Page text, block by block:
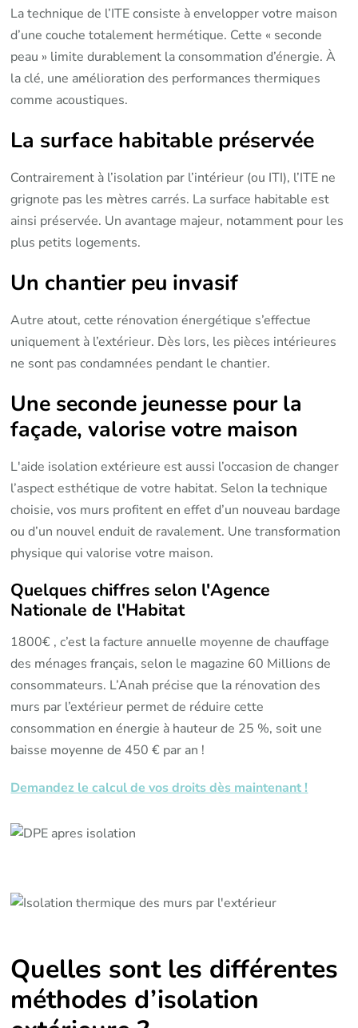
La technique de l’ITE consiste à envelopper votre maison
d’une couche totalement hermétique. Cette « seconde
peau » limite durablement la consommation d’énergie. À
la clé, une amélioration des performances thermiques
comme acoustiques.
La surface habitable préservée
Contrairement à l’isolation par l’intérieur (ou ITI), l’ITE ne
grignote pas les mètres carrés. La surface habitable est
ainsi préservée. Un avantage majeur, notamment pour les
plus petits logements.
Un chantier peu invasif
Autre atout, cette rénovation énergétique s’effectue
uniquement à l’extérieur. Dès lors, les pièces intérieures
ne sont pas condamnées pendant le chantier.
Une seconde jeunesse pour la
façade, valorise votre maison
L'aide isolation extérieure est aussi l’occasion de changer
l’aspect esthétique de votre habitat. Selon la technique
choisie, vos murs profitent en effet d’un nouveau bardage
ou d’un nouvel enduit de ravalement. Une transformation
physique qui valorise votre maison.
Quelques chiffres selon l'Agence
Nationale de l'Habitat
1800€ , c’est la facture annuelle moyenne de chauffage
des ménages français, selon le magazine 60 Millions de
consommateurs. L’Anah précise que la rénovation des
murs par l’extérieur permet de réduire cette
consommation en énergie à hauteur de 25 %, soit une
baisse moyenne de 450 € par an !
Demandez le calcul de vos droits dès maintenant !
Quelles sont les différentes
méthodes d’isolation